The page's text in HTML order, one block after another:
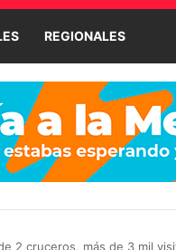
REGIONALES
2 cruceros, más de 3 mil